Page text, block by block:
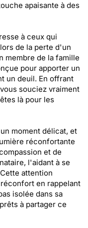
apaisante à des
à ceux qui
de la perte d'un
membre de la famille
pour apporter un
un deuil. En offrant
souciez vraiment
là pour les
moment délicat, et
réconfortante
et de
l'aidant à se
attention
en rappelant
isolée dans sa
à partager ce